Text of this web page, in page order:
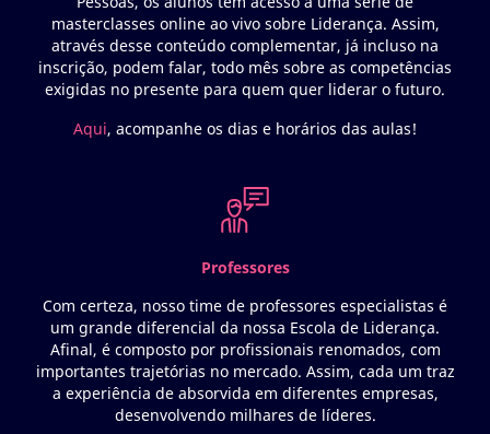
masterclasses online ao vivo sobre Liderança. Assim,
através desse conteúdo complementar, já incluso na
inscrição, podem falar, todo mês sobre as competências
exigidas no presente para quem quer liderar o futuro.
Aqui, acompanhe os dias e horários das aulas!
Professores
Com certeza, nosso time de professores especialistas é
um grande diferencial da nossa Escola de Liderança.
Afinal, é composto por profissionais renomados, com
importantes trajetórias no mercado. Assim, cada um traz
a experiência de absorvida em diferentes empresas,
desenvolvendo milhares de líderes.